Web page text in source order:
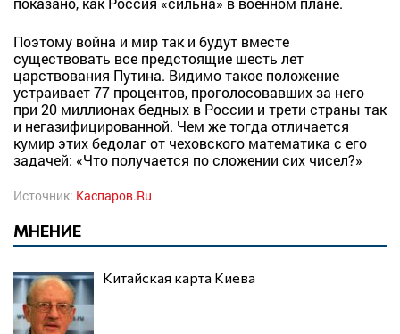
Поэтому война и мир так и будут вместе
существовать все предстоящие шесть лет
царствования Путина. Видимо такое положение
устраивает 77 процентов, проголосовавших за него
при 20 миллионах бедных в России и трети страны так
и негазифицированной. Чем же тогда отличается
кумир этих бедолаг от чеховского математика с его
задачей: «Что получается по сложении сих чисел?»
Источник: Каспаров.Ru
МНЕНИЕ
Китайская карта Киева